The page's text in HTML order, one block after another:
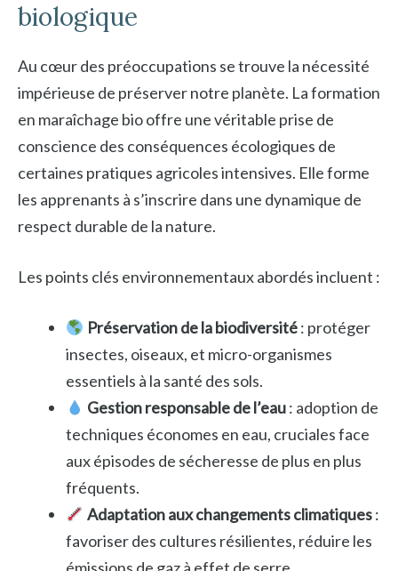
biologique
Au cœur des préoccupations se trouve la nécessité
impérieuse de préserver notre planète. La formation
en maraîchage bio offre une véritable prise de
conscience des conséquences écologiques de
certaines pratiques agricoles intensives. Elle forme
les apprenants à s’inscrire dans une dynamique de
respect durable de la nature.
Les points clés environnementaux abordés incluent :
Préservation de la biodiversité: protéger
insectes, oiseaux, et micro-organismes
essentiels à la santé des sols.
Gestion responsable de l’eau: adoption de
techniques économes en eau, cruciales face
aux épisodes de sécheresse de plus en plus
fréquents.
Adaptation aux changements climatiques:
favoriser des cultures résilientes, réduire les